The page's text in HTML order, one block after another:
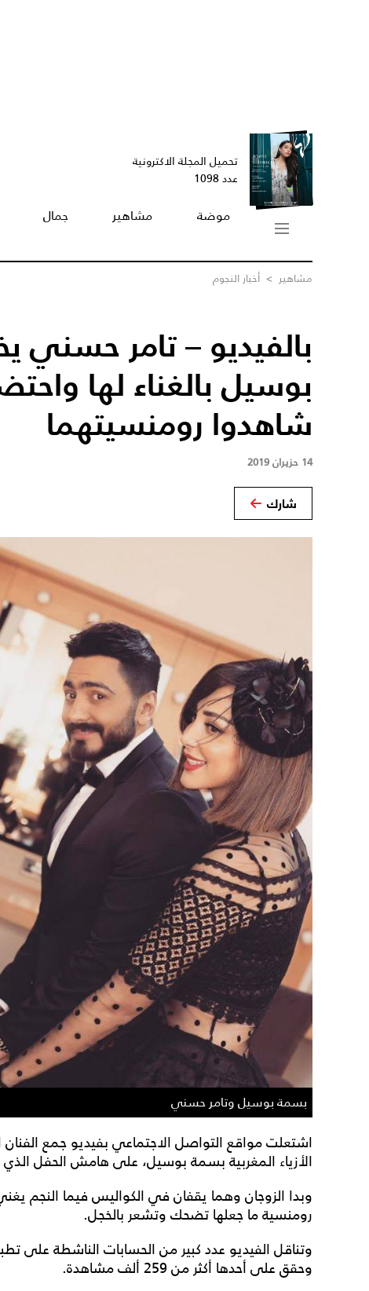
تحميل المجلة الاكترونية
عدد 1098
موضة مشاهير جمال
مشاهير > أخبار النجوم
بالفيديو – تامر حسني
بوسيل بالغناء لها
شاهدوا رومنسيتهما
14 حزيران 2019
شارك
بسمة بوسيل وتامر حسني
اشتعلت مواقع التواصل الاجتماعي بفيديو جمع
الأزياء المغربية بسمة بوسيل، على هامش الحفل الذي
وبدا الزوجان وهما يقفان في الكواليس فيما النجم
رومنسية ما جعلها تضحك وتشعر بالخجل.
وتناقل الفيديو عدد كبير من الحسابات الناشطة على
وحقق على أحدها أكثر من 259 ألف مشاهدة.